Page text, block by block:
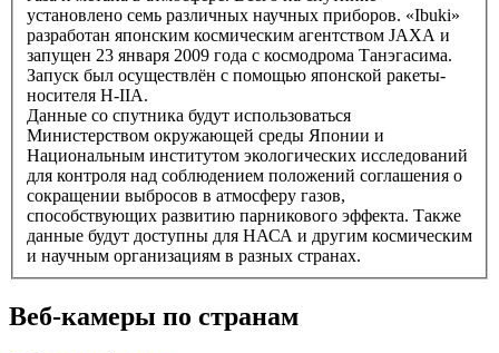
установлено семь различных научных приборов. «Ibuki»
разработан японским космическим агентством JAXA и
запущен 23 января 2009 года с космодрома Танэгасима.
Запуск был осуществлён с помощью японской ракеты-
носителя H-IIA.
Данные со спутника будут использоваться
Министерством окружающей среды Японии и
Национальным институтом экологических исследований
для контроля над соблюдением положений соглашения о
сокращении выбросов в атмосферу газов,
способствующих развитию парникового эффекта. Также
данные будут доступны для НАСА и другим космическим
и научным организациям в разных странах.
Веб-камеры по странам